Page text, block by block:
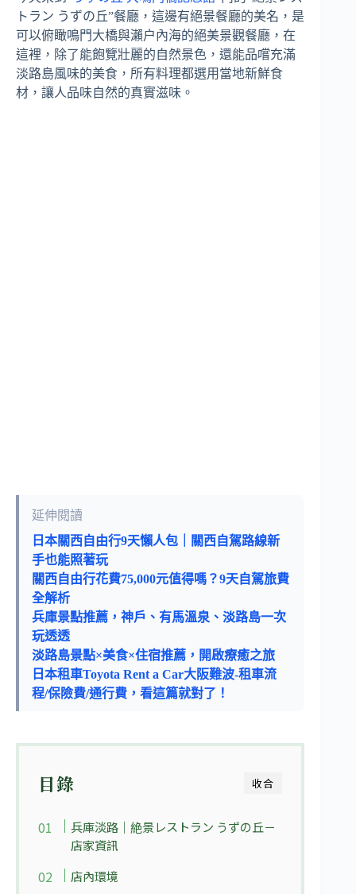
トラン うずの丘”餐廳，這邊有絕景餐廳的美名，是
可以俯瞰鳴門大橋與瀨户內海的絕美景觀餐廳，在
這裡，除了能飽覽壯麗的自然景色，還能品嚐充滿
淡路島風味的美食，所有料理都選用當地新鮮食
材，讓人品味自然的真實滋味。
延伸閱讀
日本關西自由行9天懶人包｜關西自駕路線新
手也能照著玩
關西自由行花費75,000元值得嗎？9天自駕旅費
全解析
兵庫景點推薦，神戶、有馬溫泉、淡路島一次
玩透透
淡路島景點×美食×住宿推薦，開啟療癒之旅
日本租車Toyota Rent a Car大阪難波-租車流
程/保險費/通行費，看這篇就對了！
收合
目錄
兵庫淡路｜絶景レストラン うずの丘－
店家資訊
店內環境